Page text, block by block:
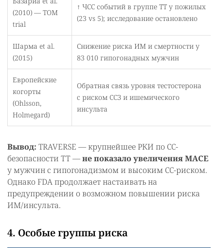
(2010) — TOM
trial
↑ ЧСС событий в группе ТТ у пожилых
(23 vs 5); исследование остановлено
Шарма et al.
(2015)
Снижение риска ИМ и смертности у
83 010 гипогонадных мужчин
Европейские
когорты
(Ohlsson,
Holmegard)
Обратная связь уровня тестостерона
с риском ССЗ и ишемического
инсульта
Вывод: TRAVERSE — крупнейшее РКИ по СС-
безопасности ТТ —не показало увеличения MACE
у мужчин с гипогонадизмом и высоким СС-риском.
Однако FDA продолжает настаивать на
предупреждении о возможном повышении риска
ИМ/инсульта.
4. Особые группы риска